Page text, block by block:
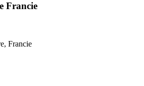
Francie
Francie